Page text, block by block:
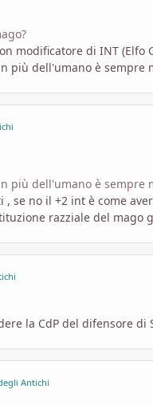
modificatore di INT
più dell'umano è sempre
più dell'umano è sempre
, se no il +2 int è come
razziale del mago
la CdP del difensore di
Antichi